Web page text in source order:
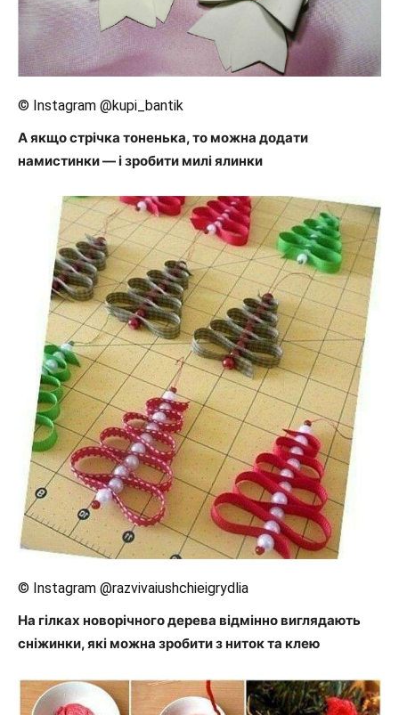
© Instagram @kupi_bantik
А якщо стрічка тоненька, то можна додати
намистинки — і зробити милі ялинки
© Instagram @razvivaiushchieigrydlia
На гілках новорічного дерева відмінно виглядають
сніжинки, які можна зробити з ниток та клею